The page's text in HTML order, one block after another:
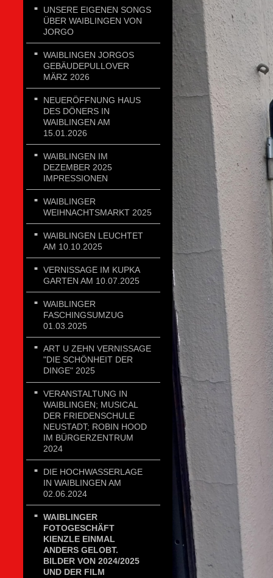
UNSERE EIGENEN SONGS
ÜBER WAIBLINGEN VON
JORGO
WAIBLINGEN JORGOS
GEBÄUDEPULLOVER
MÄRZ 2026
NEUERÖFFNUNG HAUS
DES DÖNERS IN
WAIBLINGEN AM
15.01.2026
WAIBLINGEN IM
DEZEMBER 2025
IMPRESSIONEN
WAIBLINGER
WEIHNACHTSMARKT 2025
WAIBLINGEN LEUCHTET
AM 10.10.2025
VERNISSAGE IM KUPKA
GARTEN AM 10.07.2025
WAIBLINGER
FASCHINGSUMZUG
01.03.2025
ART U ZEHN VERNISSAGE
"DIE SCHÖNHEIT DER
DINGE" 2025
VERANSTALTUNG IN
WAIBLINGEN; MUSICAL
DER FRIEDENSCHULE
NEUSTADT; ROBIN HOOD
IM BÜRGERZENTRUM
2024
DIE HOCHWASSERLAGE
IN WAIBLINGEN AM
02.06.2024
WAIBLINGER
FOTOGESCHÄFT
KIENZLE EINMAL
ANDERS GELOBT.
BILDER VON 2024/2025
UND DER FILM